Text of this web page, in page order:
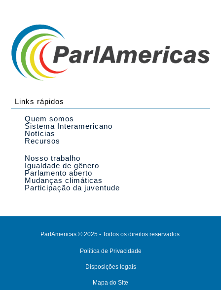
Links rápidos
Quem somos
Sistema Interamericano
Notícias
Recursos
Nosso trabalho
Igualdade de gênero
Parlamento aberto
Mudanças climáticas
Participação da juventude
ParlAmericas © 2025 - Todos os direitos reservados.
Política de Privacidade
Disposições legais
Mapa do Site